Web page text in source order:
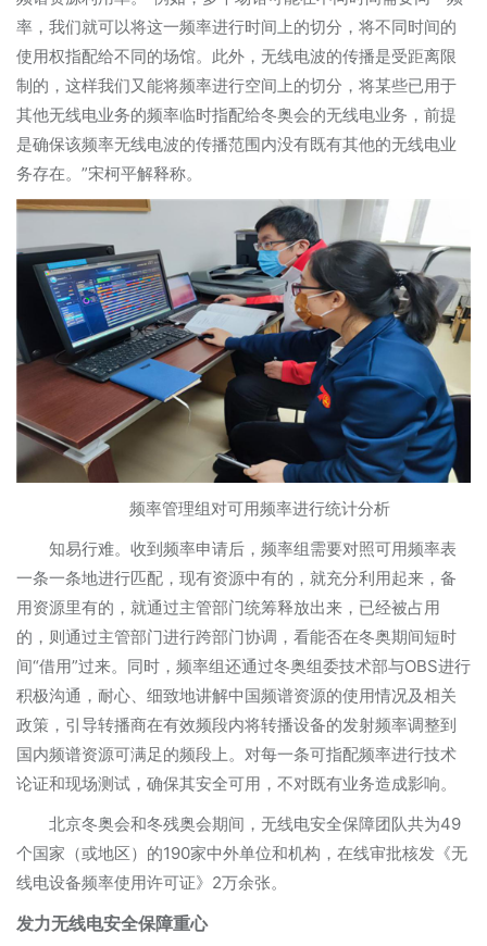
率，我们就可以将这一频率进行时间上的切分，将不同时间的
使用权指配给不同的场馆。此外，无线电波的传播是受距离限
制的，这样我们又能将频率进行空间上的切分，将某些已用于
其他无线电业务的频率临时指配给冬奥会的无线电业务，前提
是确保该频率无线电波的传播范围内没有既有其他的无线电业
务存在。”宋柯平解释称。
频率管理组对可用频率进行统计分析
知易行难。收到频率申请后，频率组需要对照可用频率表
一条一条地进行匹配，现有资源中有的，就充分利用起来，备
用资源里有的，就通过主管部门统筹释放出来，已经被占用
的，则通过主管部门进行跨部门协调，看能否在冬奥期间短时
间“借用”过来。同时，频率组还通过冬奥组委技术部与OBS进行
积极沟通，耐心、细致地讲解中国频谱资源的使用情况及相关
政策，引导转播商在有效频段内将转播设备的发射频率调整到
国内频谱资源可满足的频段上。对每一条可指配频率进行技术
论证和现场测试，确保其安全可用，不对既有业务造成影响。
北京冬奥会和冬残奥会期间，无线电安全保障团队共为49
个国家（或地区）的190家中外单位和机构，在线审批核发《无
线电设备频率使用许可证》2万余张。
发力无线电安全保障重心